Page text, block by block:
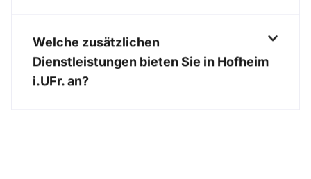
Welche zusätzlichen
Dienstleistungen bieten Sie in Hofheim
i.UFr. an?